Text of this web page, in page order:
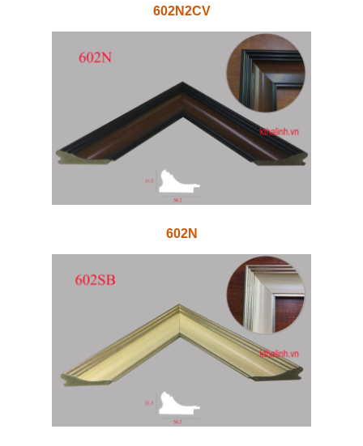
602N2CV
602N